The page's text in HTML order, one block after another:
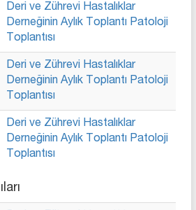
Deri ve Zührevi Hastalıklar
Derneğinin Aylık Toplantı Patoloji
Toplantısı
Deri ve Zührevi Hastalıklar
Derneğinin Aylık Toplantı Patoloji
Toplantısı
Deri ve Zührevi Hastalıklar
Derneğinin Aylık Toplantı Patoloji
Toplantısı